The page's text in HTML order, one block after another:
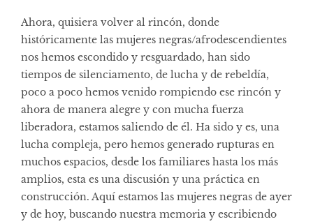
Ahora, quisiera volver al rincón, donde
históricamente las mujeres negras/afrodescendientes
nos hemos escondido y resguardado, han sido
tiempos de silenciamento, de lucha y de rebeldía,
poco a poco hemos venido rompiendo ese rincón y
ahora de manera alegre y con mucha fuerza
liberadora, estamos saliendo de él. Ha sido y es, una
lucha compleja, pero hemos generado rupturas en
muchos espacios, desde los familiares hasta los más
amplios, esta es una discusión y una práctica en
construcción. Aquí estamos las mujeres negras de ayer
y de hoy, buscando nuestra memoria y escribiendo